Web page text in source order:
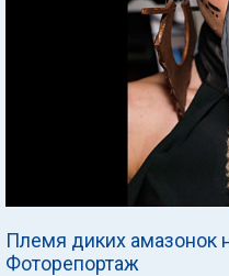
Племя диких амазонок
Фоторепортаж